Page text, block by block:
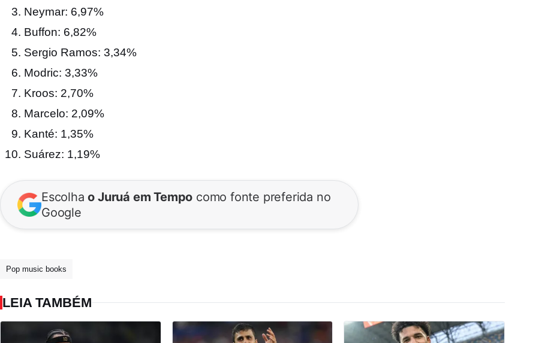
Neymar: 6,97%
Buffon: 6,82%
Sergio Ramos: 3,34%
Modric: 3,33%
Kroos: 2,70%
Marcelo: 2,09%
Kanté: 1,35%
Suárez: 1,19%
Escolhao Juruá em Tempo como fonte preferida no
Google
Pop music books
LEIA TAMBÉM